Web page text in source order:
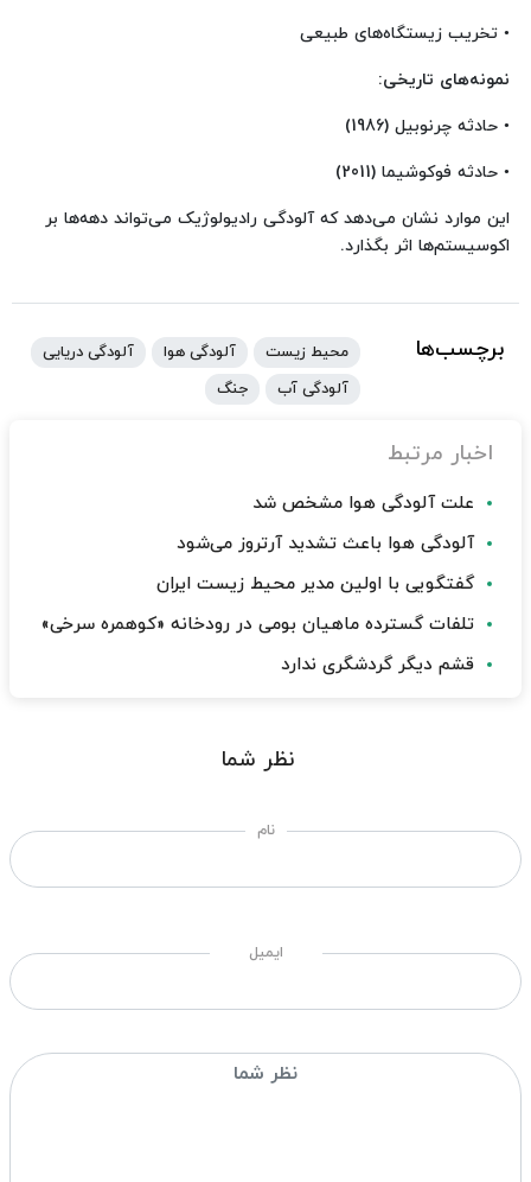
• تخریب زیستگاه‌های طبیعی
نمونه‌های تاریخی:
• حادثه چرنوبیل (1986)
• حادثه فوکوشیما (2011)
این موارد نشان می‌دهد که آلودگی رادیولوژیک می‌تواند دهه‌ها بر
اکوسیستم‌ها اثر بگذارد.
برچسب‌ها محیط زیست آلودگی هوا
آلودگی دریایی
آلودگی آب
جنگ
اخبار مرتبط
علت آلودگی هوا مشخص شد
آلودگی هوا باعث تشدید آرتروز می‌شود
گفتگویی با اولین مدیر محیط زیست ایران
تلفات گسترده ماهیان بومی در رودخانه «کوهمره سرخی»
قشم دیگر گردشگری ندارد
نظر شما
نام
ایمیل